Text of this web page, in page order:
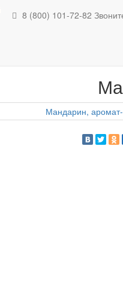
8 (800) 101-72-82
Освежители воздуха